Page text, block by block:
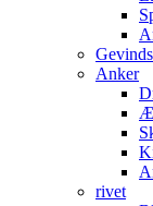
Anker
rivet